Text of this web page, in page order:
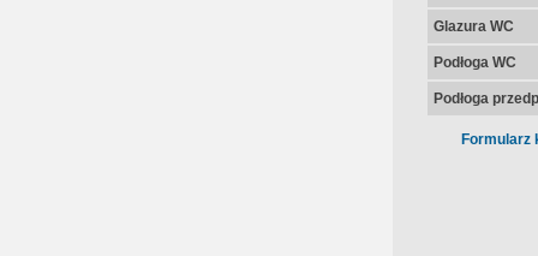
Glazura WC
Podłoga WC
Podłoga
Formularz